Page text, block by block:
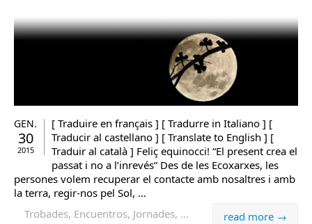
GEN.
30
2015
[ Traduire en français ] [ Tradurre in Italiano ] [
Traducir al castellano ] [ Translate to English ] [
Traduir al català ] Feliç equinocci! “El present crea el
passat i no a l’inrevés” Des de les Ecoxarxes, les
persones volem recuperar el contacte amb nosaltres i amb
la terra, regir-nos pel Sol, ...
read more →
Trobades, Encuentros, Jornades, ...